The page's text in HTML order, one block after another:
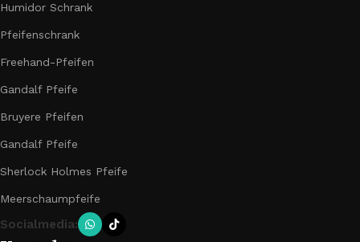
Humidor Schrank
Pfeifenschrank
Freehand-Pfeifen
Gandalf Pfeife
Bruyere Pfeifen
Gandalf Pfeife
Sherlock Holmes Pfeife
Meerschaumpfeife
Socialmedia: